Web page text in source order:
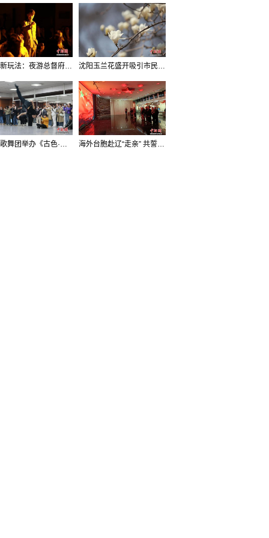
沈阳新玩法：夜游总督府，当一回“赴宴者” 沈阳玉兰花盛开吸引市民打卡
辽宁歌舞团举办《古色·国宝辽宁》排练开放日活动 海外台胞赴辽“走亲” 共誓“和平初心”